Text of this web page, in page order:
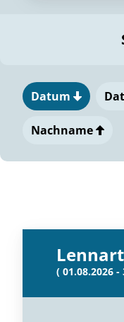
Datum
Nachname
( 01.08.2026 -